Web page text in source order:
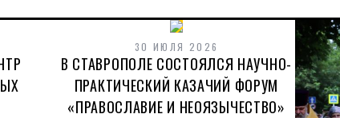
30 ИЮЛЯ 2026
В СТАВРОПОЛЕ СОСТОЯЛСЯ НАУЧНО-
ПРАКТИЧЕСКИЙ КАЗАЧИЙ ФОРУМ
«ПРАВОСЛАВИЕ И НЕОЯЗЫЧЕСТВО»